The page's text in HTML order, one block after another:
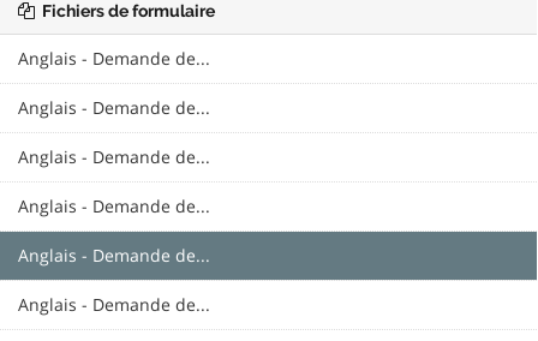
Fichiers de formulaire
Anglais - Demande de...
Anglais - Demande de...
Anglais - Demande de...
Anglais - Demande de...
Anglais - Demande de...
Anglais - Demande de...